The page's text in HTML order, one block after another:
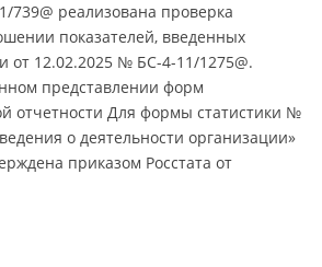
739@ реализована проверка
показателей, введенных
от 12.02.2025 № БС-4-11/1275@.
представлении форм
отчетности Для формы статистики №
о деятельности организации»
приказом Росстата от